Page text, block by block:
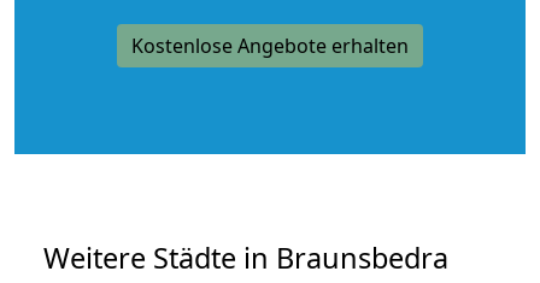
Kostenlose Angebote erhalten
Weitere Städte in Braunsbedra